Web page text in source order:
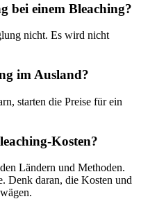
bei einem Bleaching?
nicht. Es wird nicht
im Ausland?
starten die Preise für ein
Kosten?
Ländern und Methoden.
Denk daran, die Kosten und